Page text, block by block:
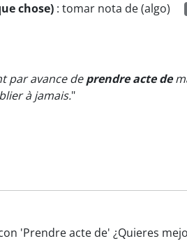
chose) : tomar nota de (algo)
par avance deprendre acte de
à jamais."
'Prendre acte de' ¿Quieres